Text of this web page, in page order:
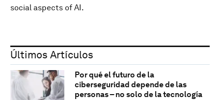
social aspects of AI.
Últimos Artículos
Por qué el futuro de la
ciberseguridad depende de las
personas – no solo de la tecnología